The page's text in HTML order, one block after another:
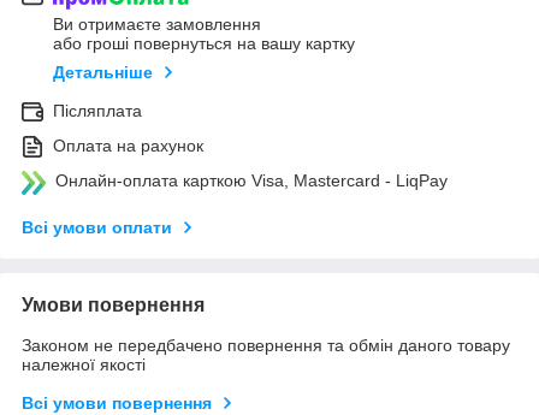
Ви отримаєте замовлення
або гроші повернуться на вашу картку
Детальніше
Післяплата
Оплата на рахунок
Онлайн-оплата карткою Visa, Mastercard - LiqPay
Всі умови оплати
Умови повернення
Законом не передбачено повернення та обмін даного товару
належної якості
Всі умови повернення